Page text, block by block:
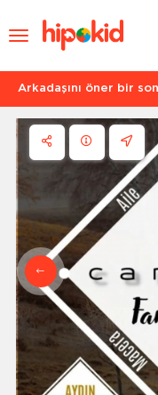
Arkadaşını öner bir